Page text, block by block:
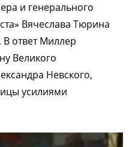
и генерального
Вячеслава Тюрина
ответ Миллер
Великого
Невского,
усилиями